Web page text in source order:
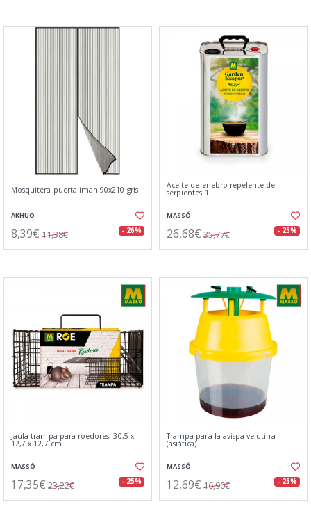
Mosquitera puerta iman 90x210 gris
AKHUO
8,39€ 11,38€ - 26%
Aceite de enebro repelente de
serpientes 1 l
MASSÓ
26,68€ 35,77€ - 25%
Jaula trampa para roedores, 30,5 x
12,7 x 12,7 cm
MASSÓ
17,35€ 23,22€ - 25%
Trampa para la avispa velutina
(asiática)
MASSÓ
12,69€ 16,90€ - 25%